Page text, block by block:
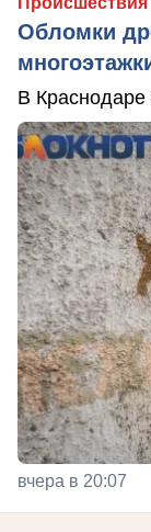
Обломки
В
вчера в 20:07